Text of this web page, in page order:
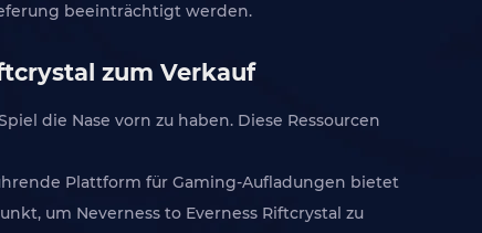
beeinträchtigt werden.
zum Verkauf
die Nase vorn zu haben. Diese Ressourcen
Plattform für Gaming-Aufladungen bietet
um Neverness to Everness Riftcrystal zu